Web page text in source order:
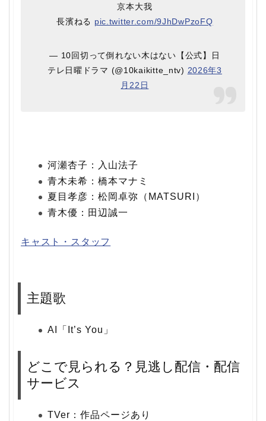
京本大我
長濱ねる pic.twitter.com/9JhDwPzoFQ
— 10回切って倒れない木はない【公式】日
テレ日曜ドラマ (@10kaikitte_ntv) 2026年3
月22日
河瀬杏子：入山法子
青木未希：橋本マナミ
夏目孝彦：松岡卓弥（MATSURI）
青木優：田辺誠一
キャスト・スタッフ
主題歌
AI「It’s You」
どこで見られる？見逃し配信・配信
サービス
TVer：作品ページあり